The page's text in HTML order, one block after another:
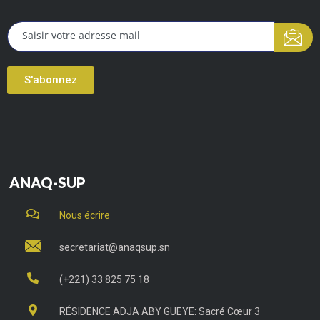
S'abonnez
ANAQ-SUP
Nous écrire
secretariat@anaqsup.sn
(+221) 33 825 75 18
RÉSIDENCE ADJA ABY GUEYE: Sacré Cœur 3